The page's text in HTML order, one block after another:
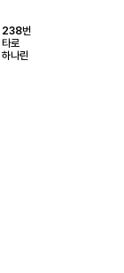
238번
타로
하나린